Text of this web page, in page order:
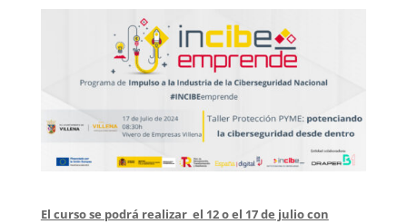
El curso se podrá realizar el 12 o el 17 de julio con